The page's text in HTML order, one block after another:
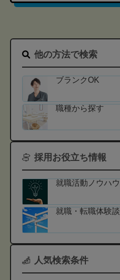
他の方法で検索
ブランクOK
職種から探す
採用お役立ち情報
就職活動ノウハウ
就職・転職体験談
人気検索条件